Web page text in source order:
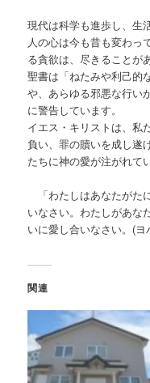
現代は科学も進歩し、生
人の心は今も昔も変わっ
る貪欲は、尽きることが
聖書は「ねたみや利己的
や、あらゆる邪悪な行い
に警告しています。
イエス・キリストは、私
負い、罪の贖いを成し遂
たちに神の愛が注がれて
「わたしはあなたがた
いなさい。わたしがあな
いに愛し合いなさい。(ヨ
関連